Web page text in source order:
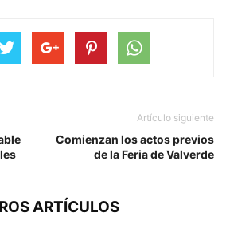
Artículo siguiente
Comienzan los actos previos
de la Feria de Valverde
ARTÍCULOS